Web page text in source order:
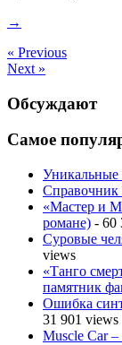
→
« Previous
Next »
Обсуждают
Самое
Уникальные
Справочник
«Мастер и
романе) - 60
Суровые
views
«Танго
памятник
Ошибка
31 901 views
Muscle Car